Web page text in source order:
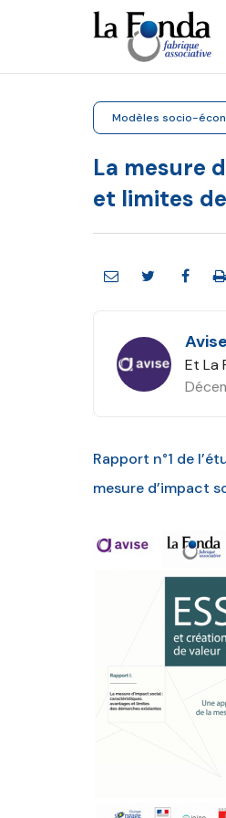
principal
Modèles socio-
La mesure
et limites
Avise
Et La
Rapport n°1 de
mesure d’impact